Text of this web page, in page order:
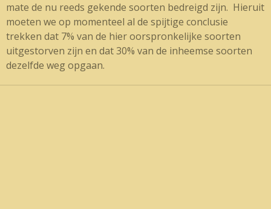
mate de nu reeds gekende soorten bedreigd zijn. Hieruit
moeten we op momenteel al de spijtige conclusie
trekken dat 7% van de hier oorspronkelijke soorten
uitgestorven zijn en dat 30% van de inheemse soorten
dezelfde weg opgaan.